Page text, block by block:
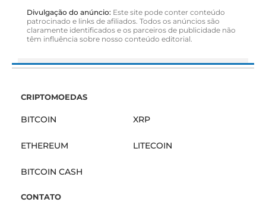
Divulgação do anúncio: Este site pode conter conteúdo
patrocinado e links de afiliados. Todos os anúncios são
claramente identificados e os parceiros de publicidade não
têm influência sobre nosso conteúdo editorial.
CRIPTOMOEDAS
BITCOIN XRP
ETHEREUM LITECOIN
BITCOIN CASH
CONTATO